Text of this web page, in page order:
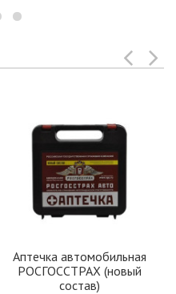
Аптечка автомобильная
РОСГОССТРАХ (новый
состав)